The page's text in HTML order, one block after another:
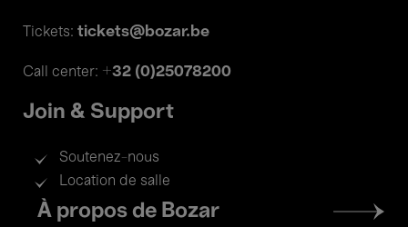
Tickets: tickets@bozar.be
Call center: +32 (0)25078200
Join & Support
Soutenez-nous
Location de salle
Footer
menu
À propos de Bozar